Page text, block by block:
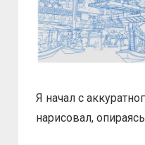
Я начал с
нарисовал,